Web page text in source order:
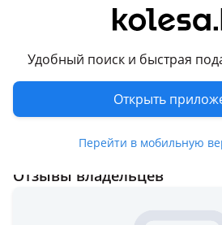
Удобный поиск и быстрая
Открыть
Перейти в мобильную
Растаможен в Казахстане
Да
Комментарий продавца
Отзывы владельцев